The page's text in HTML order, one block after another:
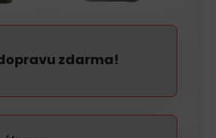
zdarma!